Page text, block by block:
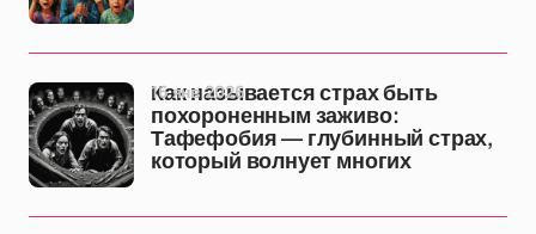
Как называется страх быть
похороненным заживо:
Тафефобия — глубинный страх,
который волнует многих
16 янв 2026